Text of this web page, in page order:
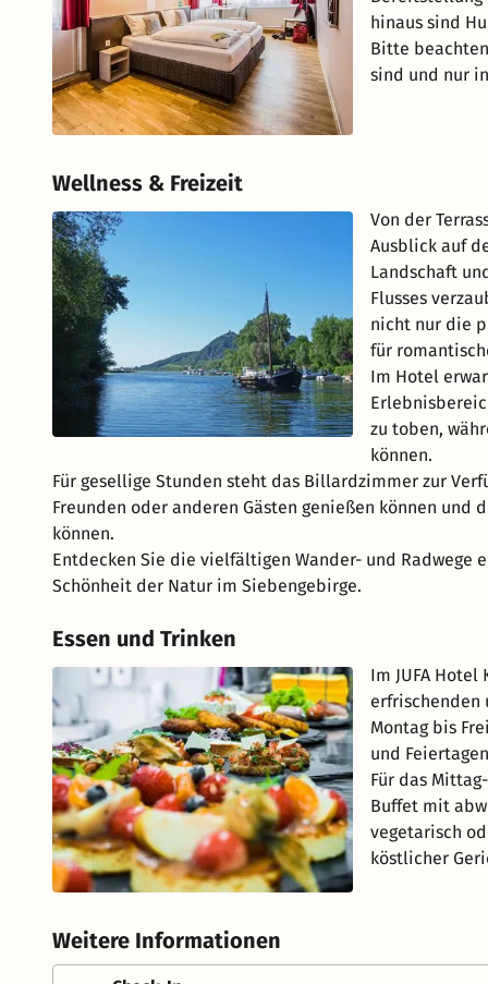
hinaus sind
Bitte
sind und nur
Wellness & Freizeit
Von der
Ausblick auf
Landschaft
Flusses
nicht nur die
für
Im Hotel
zu toben,
können.
Für gesellige Stunden steht das Billardzimmer zur
Freunden oder anderen Gästen genießen können
können.
Entdecken Sie die vielfältigen Wander- und
Schönheit der Natur im Siebengebirge.
Essen und Trinken
Im JUFA
erfrischenden
Montag bis
und
Für das
Buffet mit
vegetarisch
köstlicher
Weitere Informationen